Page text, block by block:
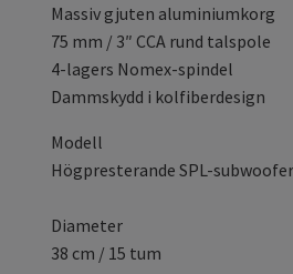
Massiv gjuten aluminiumkorg
75 mm / 3″ CCA rund talspole
4-lagers Nomex-spindel
Dammskydd i kolfiberdesign
Modell
Högpresterande SPL-subwoofer
Diameter
38 cm / 15 tum